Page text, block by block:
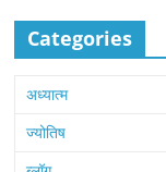
Categories
अध्यात्म
ज्योतिष